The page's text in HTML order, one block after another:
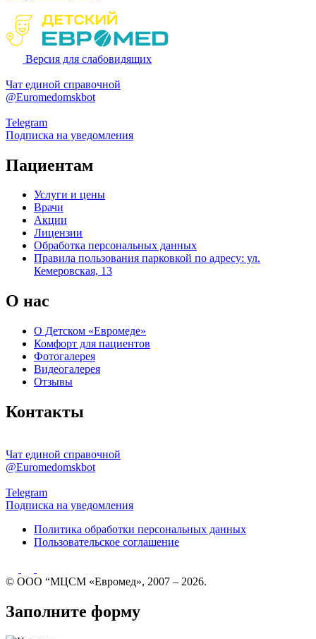
Версия для слабовидящих
Чат единой справочной
@Euromedomskbot
Telegram
Подписка на уведомления
Пациентам
Услуги и цены
Врачи
Акции
Лицензии
Обработка персональных данных
Правила пользования парковкой по адресу: ул.
Кемеровская, 13
О нас
О Детском «Евромеде»
Комфорт для пациентов
Фотогалерея
Видеогалерея
Отзывы
Контакты
Чат единой справочной
@Euromedomskbot
Telegram
Подписка на уведомления
Политика обработки персональных данных
Пользовательское соглашение
© ООО “МЦСМ «Евромед», 2007 – 2026.
Заполните форму